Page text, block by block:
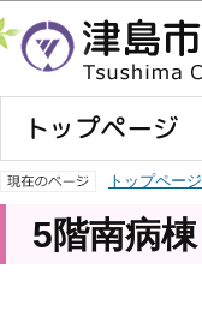
トップページ
5階南病棟